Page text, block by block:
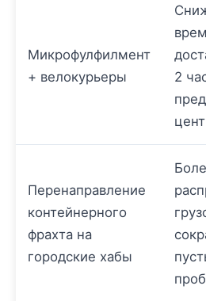
Микрофулфилмент
+ велокурьеры
2
Перенаправление
контейнерного
фрахта на
городские хабы